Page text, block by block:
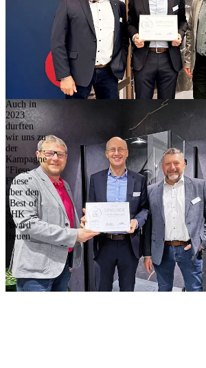
Auch in
2023
durften
wir uns zu
der
Kampagne
"Fiese
Fliese"
über den
„Best of
SHK
Award“
freuen